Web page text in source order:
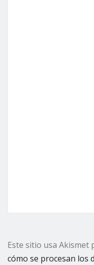
Este sitio usa Akismet
cómo se procesan los